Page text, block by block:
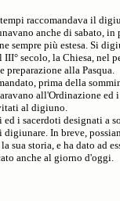
raccomandava il
anche di sabato,
sempre più estesa. Si
III° secolo, la Chiesa, nel
preparazione alla Pasqua.
prima della
all'Ordinazione
al digiuno.
ed i sacerdoti designati a
In breve,
sua storia, e ha dato ad
anche al giorno d'oggi.